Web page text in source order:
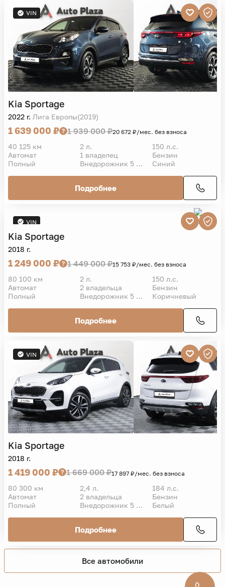
VIN
Kia Sportage
2022 г. Лига Европы(2019)
1 639 000 ₽ 1 939 000 ₽20 672 ₽/мес. без взноса
40 125 км 2 л.
150 л.с.
Автомат
1 владелец
Бензин
Полный
Внедорожник 5 дв. Синий
Подробнее
VIN
Kia
80 100 км 2 л.
150 л.с.
2 владельца
Бензин
Внедорожник 5 дв. Коричневый
Подробнее
VIN
Kia
1 419 000 ₽ 1 669 000 ₽17 897 ₽/мес. без взноса
2,4 л.
Автомат
2 владельца
Бензин